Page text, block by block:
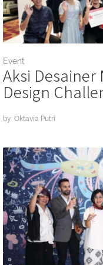
Event
Aksi Desainer
Design
by: Oktavia Putri